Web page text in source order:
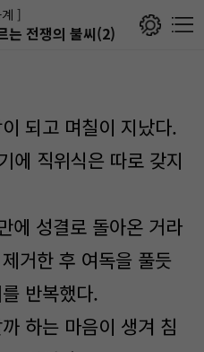
]
는 전쟁의 불씨(2)
되고 며칠이 지났다.
에 직위식은 따로 갖지
에 성결로 돌아온 거라
거한 후 여독을 풀듯
반복했다.
하는 마음이 생겨 침